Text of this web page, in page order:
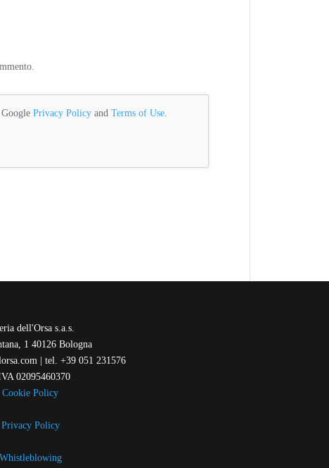
GooglePrivacy Policy andTerms of Use.
dell'Orsa s.a.s.
1 40126 Bologna
| tel. +39 051 231576
02095460370
Cookie Policy
Privacy Policy
Whistleblowing